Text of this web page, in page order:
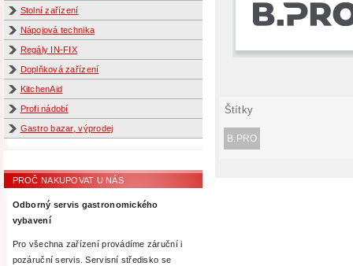
Stolní zařízení
Nápojová technika
Regály IN-FIX
Doplňková zařízení
KitchenAid
Profi nádobí
Gastro bazar, výprodej
PROČ NAKUPOVAT U NÁS
Odborný servis gastronomického
vybavení
Pro všechna zařízení provádíme záruční i
pozáruční servis. Servisní středisko se
Štítky
B.PRO